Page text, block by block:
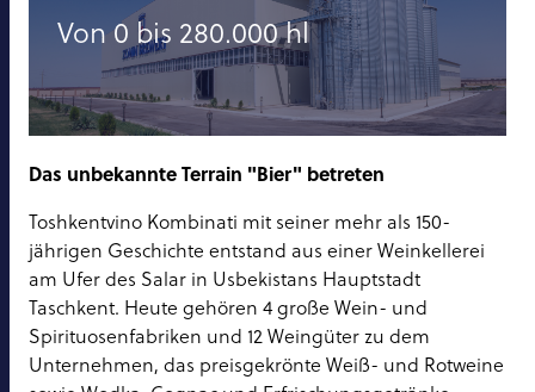
Von 0 bis 280.000 hl
Das unbekannte Terrain "Bier" betreten
Toshkentvino Kombinati mit seiner mehr als 150-
jährigen Geschichte entstand aus einer Weinkellerei
am Ufer des Salar in Usbekistans Hauptstadt
Taschkent. Heute gehören 4 große Wein- und
Spirituosenfabriken und 12 Weingüter zu dem
Unternehmen, das preisgekrönte Weiß- und Rotweine